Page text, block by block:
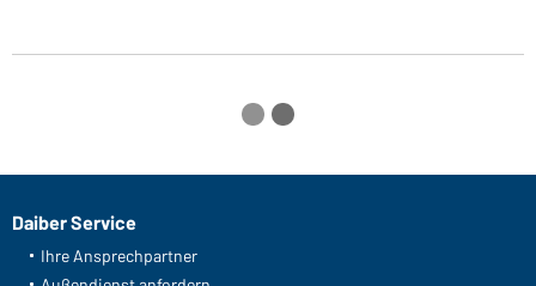
Daiber Service
Ihre Ansprechpartner